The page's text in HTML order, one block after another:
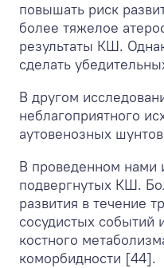
повышать риск
более тяжелое
результаты КШ.
сделать
В другом
неблагоприятного
аутовенозных
В проведенном нами
подвергнутых КШ.
развития в течение
сосудистых событий
костного
коморбидности [44].